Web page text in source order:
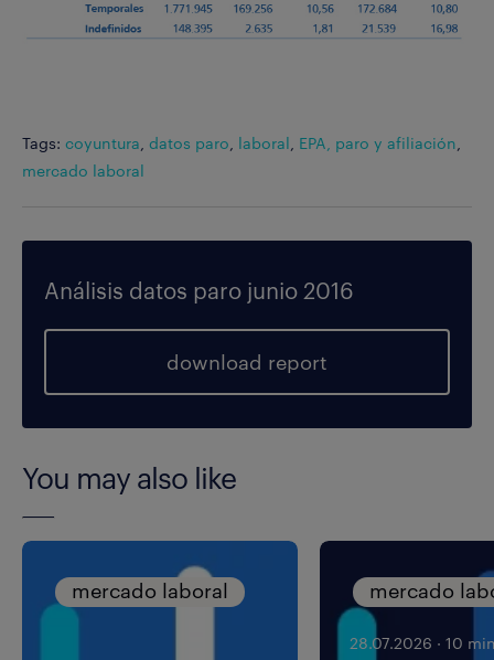
Tags: coyuntura datos paro laboral EPA, paro y afiliación
mercado laboral
Análisis datos paro junio 2016
download report
You may also like
mercado laboral mercado
28.07.2026 · 10